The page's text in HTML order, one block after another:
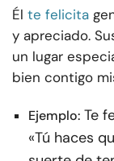
Él te felicita
y apreciado.
un lugar
bien contigo
Ejemplo: Te
«Tú haces